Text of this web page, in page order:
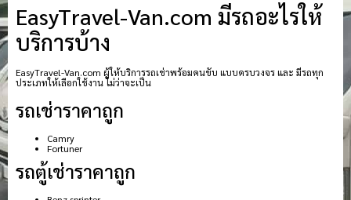
EasyTravel-Van.com มีรถอะไรให้
บริการบ้าง
EasyTravel-Van.com ผู้ให้บริการรถเช่าพร้อมคนขับ แบบครบวงจร และ มีรถทุก
ประเภทให้เลือกใช้งาน ไม่ว่าจะเป็น
รถเช่าราคาถูก
Camry
Fortuner
รถตู้เช่าราคาถูก